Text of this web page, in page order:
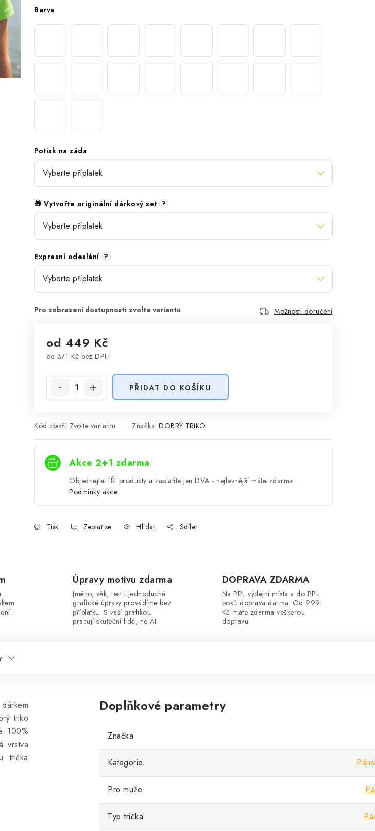
Barva
Potisk na záda
🎁 Vytvořte originální dárkový set ?
Expresní odeslání ?
Možnosti doručení
od 449 Kč
od 371 Kč bez DPH
PŘIDAT DO KOŠÍKU
Kód zboží: Zvolte variantu Značka: DOBRÝ TRIKO
Akce 2+1 zdarma
Objednejte TŘI produkty a zaplatíte jen DVA - nejlevnější máte zdarma.
Podmínky akce
Tisk Zeptat se Hlídat Sdílet
Úpravy motivu zdarma
Jméno, věk, text i jednoduché
grafické úpravy provádíme bez
příplatku. S vaší grafikou
pracují skuteční lidé, ne AI.
DOPRAVA ZDARMA
Na PPL výdejní místa a do PPL
boxů doprava darma. Od 999
Kč máte zdarma veškerou
dopravu.
triko
100%
vrstva
trička
Doplňkové parametry
Značka
Kategorie
Pro muže
Typ trička